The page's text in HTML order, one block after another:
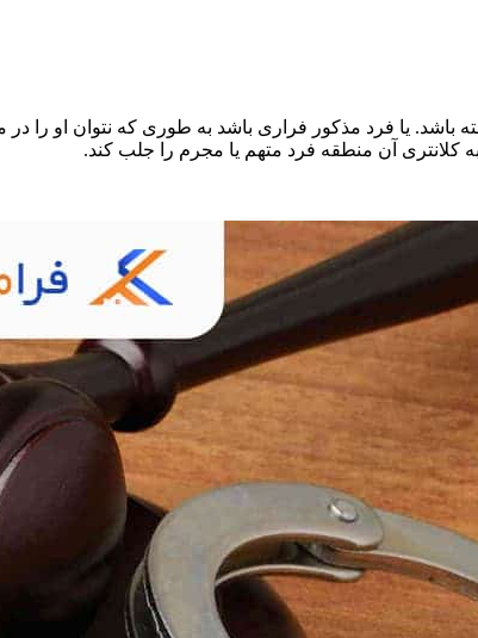
باشد. یا فرد مذکور فراری باشد به طوری که نتوان او را
به کلانتری آن منطقه فرد متهم یا مجرم را جلب کند.